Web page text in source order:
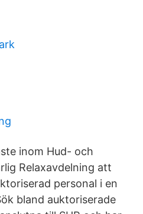
inom Hud- och
Relaxavdelning att
personal i en
bland auktoriserade